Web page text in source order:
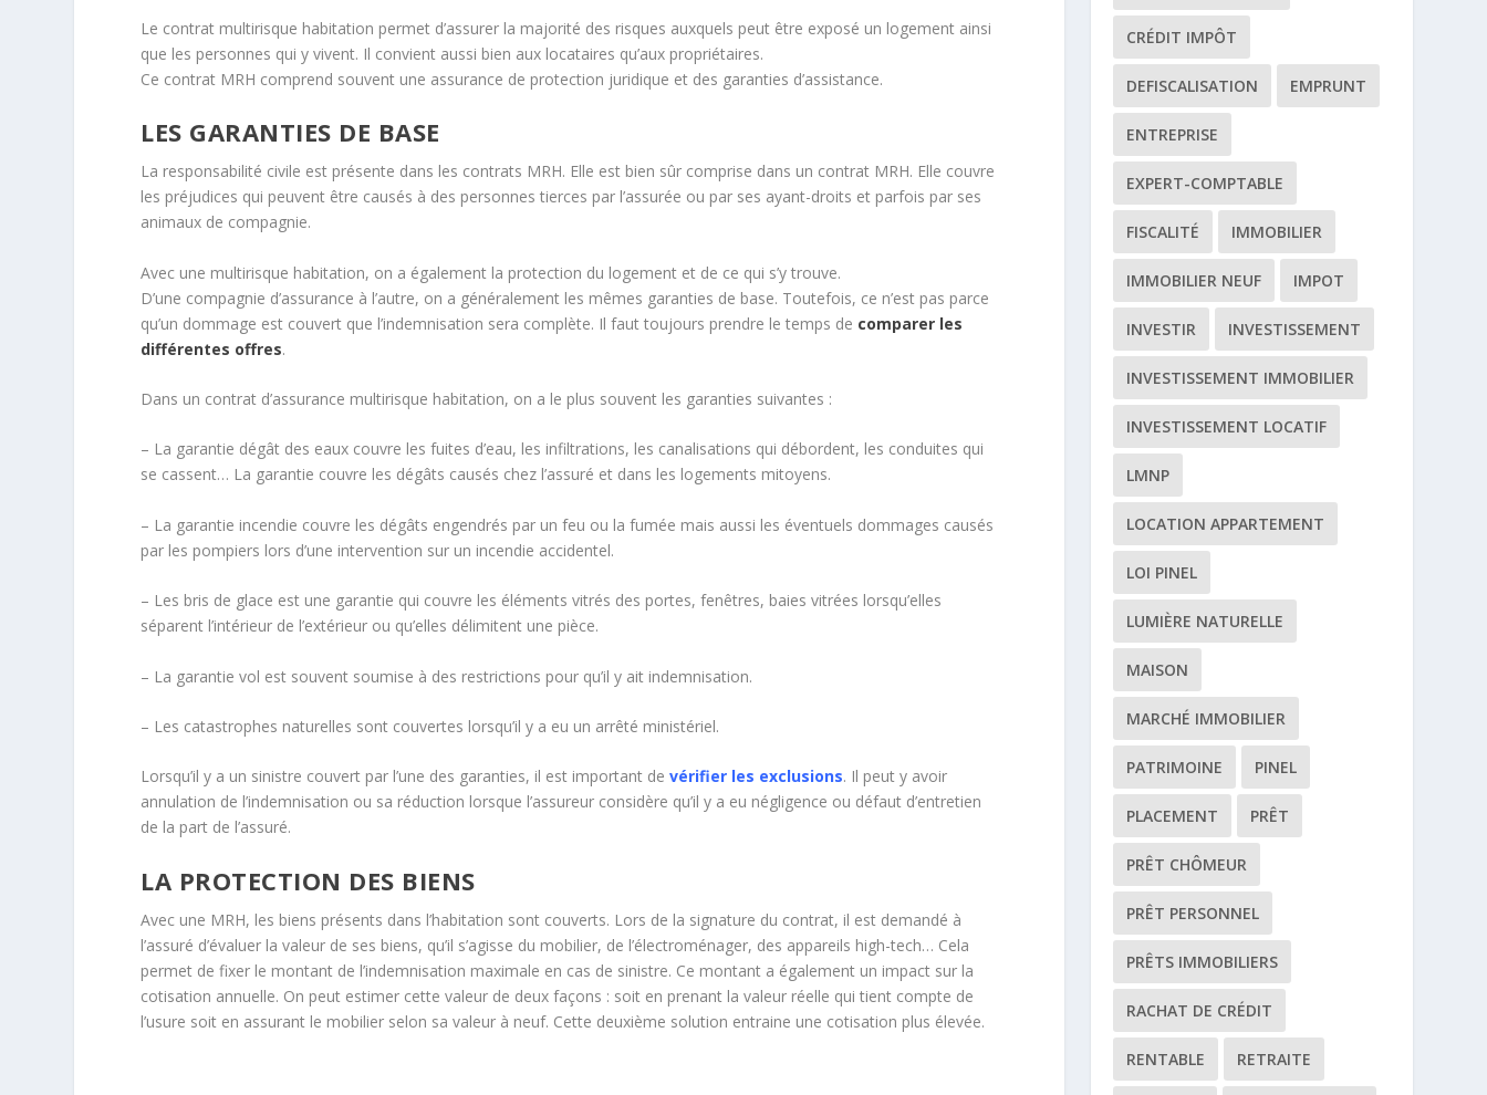
Le contrat multirisque habitation permet d’assurer la majorité des risques auxquels peut être exposé un logement ainsi
que les personnes qui y vivent. Il convient aussi bien aux locataires qu’aux propriétaires.
Ce contrat MRH comprend souvent une assurance de protection juridique et des garanties d’assistance.
LES GARANTIES DE BASE
La responsabilité civile est présente dans les contrats MRH. Elle est bien sûr comprise dans un contrat MRH. Elle couvre
les préjudices qui peuvent être causés à des personnes tierces par l’assurée ou par ses ayant-droits et parfois par ses
animaux de compagnie.
Avec une multirisque habitation, on a également la protection du logement et de ce qui s’y trouve.
D’une compagnie d’assurance à l’autre, on a généralement les mêmes garanties de base. Toutefois, ce n’est pas parce
qu’un dommage est couvert que l’indemnisation sera complète. Il faut toujours prendre le temps de comparer les
différentes offres.
Dans un contrat d’assurance multirisque habitation, on a le plus souvent les garanties suivantes :
– La garantie dégât des eaux couvre les fuites d’eau, les infiltrations, les canalisations qui débordent, les conduites qui
se cassent… La garantie couvre les dégâts causés chez l’assuré et dans les logements mitoyens.
– La garantie incendie couvre les dégâts engendrés par un feu ou la fumée mais aussi les éventuels dommages causés
par les pompiers lors d’une intervention sur un incendie accidentel.
– Les bris de glace est une garantie qui couvre les éléments vitrés des portes, fenêtres, baies vitrées lorsqu’elles
séparent l’intérieur de l’extérieur ou qu’elles délimitent une pièce.
– La garantie vol est souvent soumise à des restrictions pour qu’il y ait indemnisation.
– Les catastrophes naturelles sont couvertes lorsqu’il y a eu un arrêté ministériel.
Lorsqu’il y a un sinistre couvert par l’une des garanties, il est important devérifier les exclusions. Il peut y avoir
annulation de l’indemnisation ou sa réduction lorsque l’assureur considère qu’il y a eu négligence ou défaut d’entretien
de la part de l’assuré.
LA PROTECTION DES BIENS
Avec une MRH, les biens présents dans l’habitation sont couverts. Lors de la signature du contrat, il est demandé à
l’assuré d’évaluer la valeur de ses biens, qu’il s’agisse du mobilier, de l’électroménager, des appareils high-tech… Cela
permet de fixer le montant de l’indemnisation maximale en cas de sinistre. Ce montant a également un impact sur la
cotisation annuelle. On peut estimer cette valeur de deux façons : soit en prenant la valeur réelle qui tient compte de
l’usure soit en assurant le mobilier selon sa valeur à neuf. Cette deuxième solution entraine une cotisation plus élevée.
CRÉDIT IMPÔT
DEFISCALISATION EMPRUNT
ENTREPRISE
EXPERT-COMPTABLE
FISCALITÉ IMMOBILIER
IMMOBILIER NEUF IMPOT
INVESTIR INVESTISSEMENT
INVESTISSEMENT IMMOBILIER
INVESTISSEMENT LOCATIF
LMNP
LOCATION APPARTEMENT
LOI PINEL
LUMIÈRE NATURELLE
MAISON
MARCHÉ IMMOBILIER
PATRIMOINE PINEL
PLACEMENT PRÊT
PRÊT CHÔMEUR
PRÊT PERSONNEL
PRÊTS IMMOBILIERS
RACHAT DE CRÉDIT
RENTABLE RETRAITE